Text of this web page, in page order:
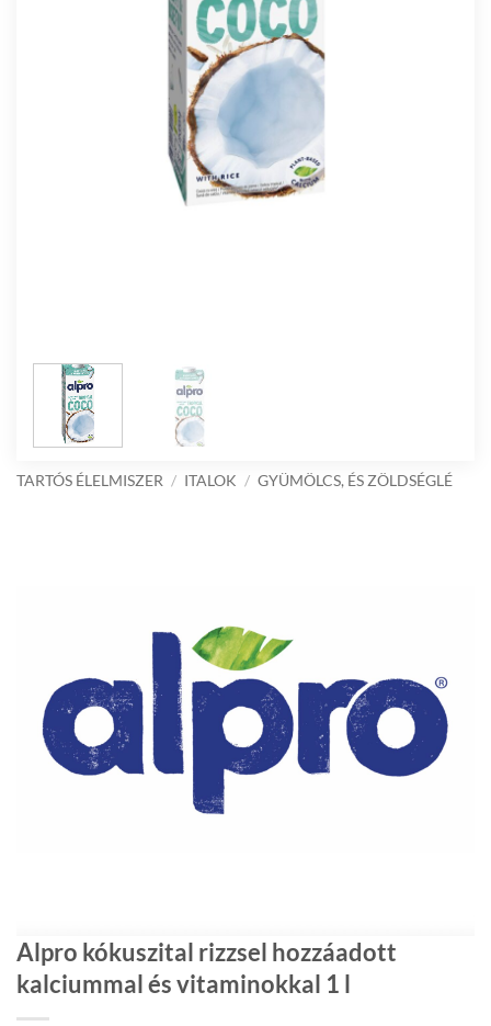
TARTÓS ÉLELMISZER / ITALOK / GYÜMÖLCS, ÉS ZÖLDSÉGLÉ
Alpro kókuszital rizzsel hozzáadott
kalciummal és vitaminokkal 1 l